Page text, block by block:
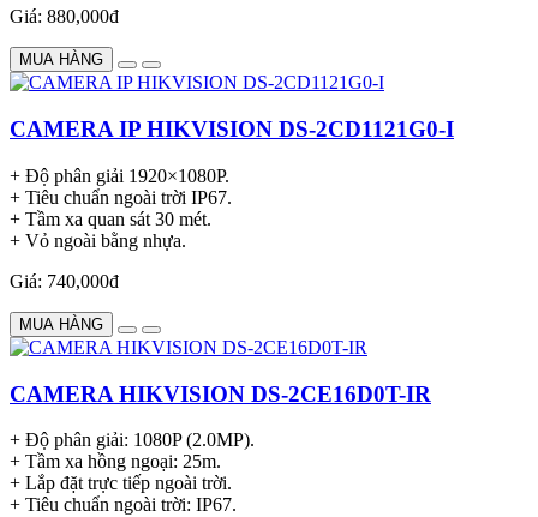
Giá: 880,000đ
MUA HÀNG
CAMERA IP HIKVISION DS-2CD1121G0-I
+ Độ phân giải 1920×1080P.
+ Tiêu chuẩn ngoài trời IP67.
+ Tầm xa quan sát 30 mét.
+ Vỏ ngoài bằng nhựa.
Giá: 740,000đ
MUA HÀNG
CAMERA HIKVISION DS-2CE16D0T-IR
+ Độ phân giải: 1080P (2.0MP).
+ Tầm xa hồng ngoại: 25m.
+ Lắp đặt trực tiếp ngoài trời.
+ Tiêu chuẩn ngoài trời: IP67.